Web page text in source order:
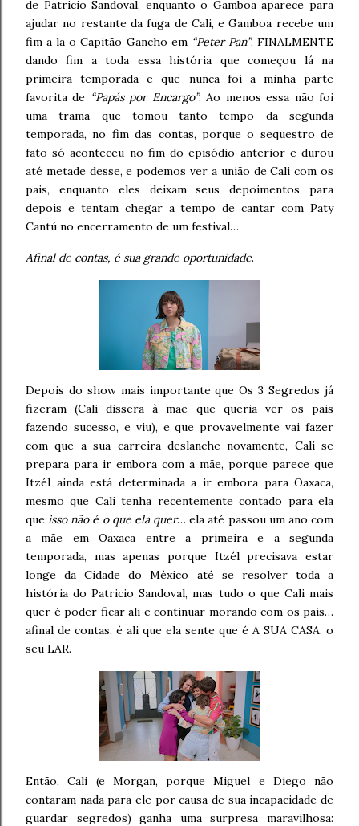
de Patricio Sandoval, enquanto o Gamboa aparece para
ajudar no restante da fuga de Cali, e Gamboa recebe um
fim a la o Capitão Gancho em “Peter Pan”, FINALMENTE
dando fim a toda essa história que começou lá na
primeira temporada e que nunca foi a minha parte
favorita de “Papás por Encargo”. Ao menos essa não foi
uma trama que tomou tanto tempo da segunda
temporada, no fim das contas, porque o sequestro de
fato só aconteceu no fim do episódio anterior e durou
até metade desse, e podemos ver a união de Cali com os
pais, enquanto eles deixam seus depoimentos para
depois e tentam chegar a tempo de cantar com Paty
Cantú no encerramento de um festival…
Afinal de contas, é sua grande oportunidade.
Depois do show mais importante que Os 3 Segredos já
fizeram (Cali dissera à mãe que queria ver os pais
fazendo sucesso, e viu), e que provavelmente vai fazer
com que a sua carreira deslanche novamente, Cali se
prepara para ir embora com a mãe, porque parece que
Itzél ainda está determinada a ir embora para Oaxaca,
mesmo que Cali tenha recentemente contado para ela
queisso não é o que ela quer… ela até passou um ano com
a mãe em Oaxaca entre a primeira e a segunda
temporada, mas apenas porque Itzél precisava estar
longe da Cidade do México até se resolver toda a
história do Patricio Sandoval, mas tudo o que Cali mais
quer é poder ficar ali e continuar morando com os pais…
afinal de contas, é ali que ela sente que é A SUA CASA, o
seu LAR.
Então, Cali (e Morgan, porque Miguel e Diego não
contaram nada para ele por causa de sua incapacidade de
guardar segredos) ganha uma surpresa maravilhosa: